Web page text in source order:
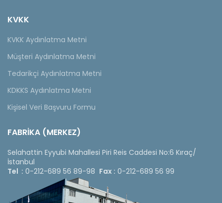
KVKK
KVKK Aydınlatma Metni
Müşteri Aydınlatma Metni
Tedarikçi Aydınlatma Metni
KDKKS Aydınlatma Metni
Kişisel Veri Başvuru Formu
FABRİKA (MERKEZ)
Selahattin Eyyubi Mahallesi Piri Reis Caddesi No:6 Kıraç/
İstanbul
Tel : 0-212-689 56 89-98 Fax : 0-212-689 56 99